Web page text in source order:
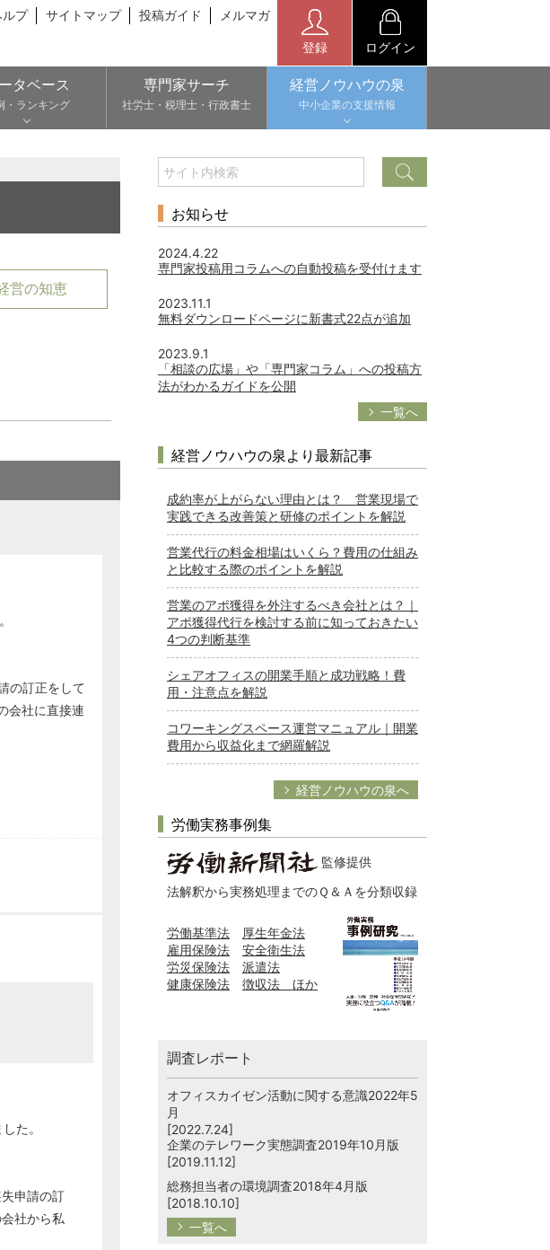
ルプ サイトマップ 投稿ガイド メルマガ
登録 ログイン
タベース
・ランキング
専門家サーチ
社労士・税理士・行政書士
経営ノウハウの泉
中小企業の支援情報
営の知恵
の訂正をして
会社に直接連
た。
申請の訂
社から私
お知らせ
2024.4.22
専門家投稿用コラムへの自動投稿を受付けます
2023.11.1
無料ダウンロードページに新書式22点が追加
2023.9.1
「相談の広場」や「専門家コラム」への投稿方
法がわかるガイドを公開
一覧へ
経営ノウハウの泉より最新記事
成約率が上がらない理由とは？ 営業現場で
実践できる改善策と研修のポイントを解説
営業代行の料金相場はいくら？費用の仕組み
と比較する際のポイントを解説
営業のアポ獲得を外注するべき会社とは？｜
アポ獲得代行を検討する前に知っておきたい
4つの判断基準
シェアオフィスの開業手順と成功戦略！費
用・注意点を解説
コワーキングスペース運営マニュアル｜開業
費用から収益化まで網羅解説
経営ノウハウの泉へ
労働実務事例集
監修提供
法解釈から実務処理までのＱ＆Ａを分類収録
労働基準法
厚生年金法
雇用保険法
安全衛生法
労災保険法
派遣法
健康保険法
徴収法 ほか
調査レポート
オフィスカイゼン活動に関する意識2022年5
月
[2022.7.24]
企業のテレワーク実態調査2019年10月版
[2019.11.12]
総務担当者の環境調査2018年4月版
[2018.10.10]
一覧へ